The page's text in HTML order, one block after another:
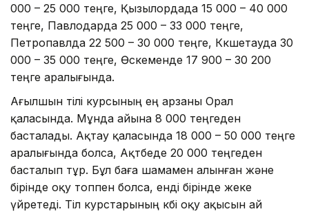
000 – 25 000 теңге, Қызылордада 15 000 – 40 000
теңге, Павлодарда 25 000 – 33 000 теңге,
Петропавлда 22 500 – 30 000 теңге, Көкшетауда 30
000 – 35 000 теңге, Өскеменде 17 900 – 30 200
теңге аралығында.
Ағылшын тілі курсының ең арзаны Орал
қаласында. Мұнда айына 8 000 теңгеден
басталады. Ақтау қаласында 18 000 – 50 000 теңге
аралығында болса, Ақтөбеде 20 000 теңгеден
басталып тұр. Бұл баға шамамен алынған және
бірінде оқу топпен болса, енді бірінде жеке
үйретеді. Тіл курстарының көбі оқу ақысын ай